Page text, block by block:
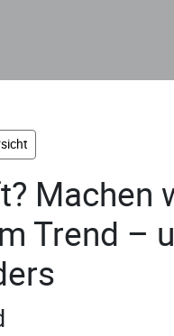
Machen
Trend –